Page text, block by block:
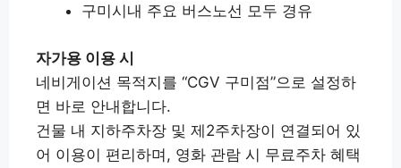
구미시내 주요 버스노선 모두 경유
자가용 이용 시
네비게이션 목적지를 “CGV 구미점”으로 설정하
면 바로 안내합니다.
건물 내 지하주차장 및 제2주차장이 연결되어 있
어 이용이 편리하며, 영화 관람 시 무료주차 혜택